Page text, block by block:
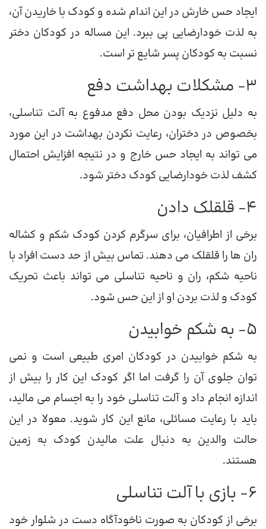
ایجاد حس خارش در این اندام شده و کودک با خاریدن آن،
به لذت خودارضایی پی ببرد. این مساله در کودکان دختر
نسبت به کودکان پسر شایع تر است.
3- مشکلات بهداشت دفع
به دلیل نزدیک بودن محل دفع مدفوع به آلت تناسلی،
بخصوص در دختران، رعایت نکردن بهداشت در این مورد
می تواند به ایجاد حس خارج و در نتیجه افزایش احتمال
کشف لذت خودارضایی کودک دختر شود.
4- قلقلک دادن
برخی از اطرافیان، برای سرگرم کردن کودک شکم و کشاله
ران ها را قلقلک می دهند. تماس بیش از حد دست افراد با
ناحیه شکم، ران و ناحیه تناسلی می تواند باعث تحریک
کودک و لذت بردن او از این حس شود.
5- به شکم خوابیدن
به شکم خوابیدن در کودکان امری طبیعی است و نمی
توان جلوی آن را گرفت اما اگر کودک این کار را بیش از
اندازه انجام داد و آلت تناسلی خود را به اجسام می مالید،
باید با رعایت مسائلی، مانع این کار شوید. معولا در این
حالت والدین به دنبال علت مالیدن کودک به زمین
هستند.
6- بازی با آلت تناسلی
برخی از کودکان به صورت ناخودآگاه دست در شلوار خود